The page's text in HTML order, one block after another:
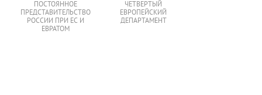
ПОСТОЯННОЕ
ПРЕДСТАВИТЕЛЬСТВО
РОССИИ ПРИ ЕС И
ЕВРАТОМ
ЧЕТВЕРТЫЙ
ЕВРОПЕЙСКИЙ
ДЕПАРТАМЕНТ